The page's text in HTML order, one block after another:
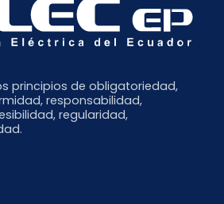
principios de obligatoriedad,
responsabilidad,
regularidad,